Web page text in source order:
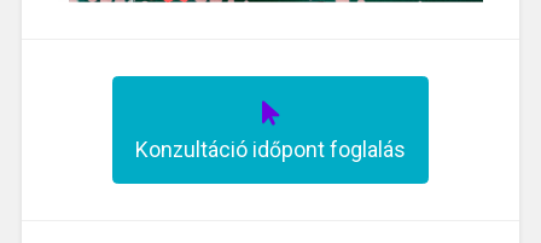
Konzultáció időpont foglalás